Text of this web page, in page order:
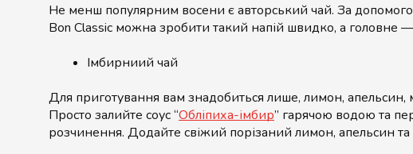
Не менш популярним восени є авторський чай. За
Bon Classic можна зробити такий напій швидко, а головне —
Імбирниий чай
Для приготування вам знадобиться лише, лимон, апельсин,
Просто залийте соус “Обліпиха-імбир” гарячою водою та
розчинення. Додайте свіжий порізаний лимон, апельсин